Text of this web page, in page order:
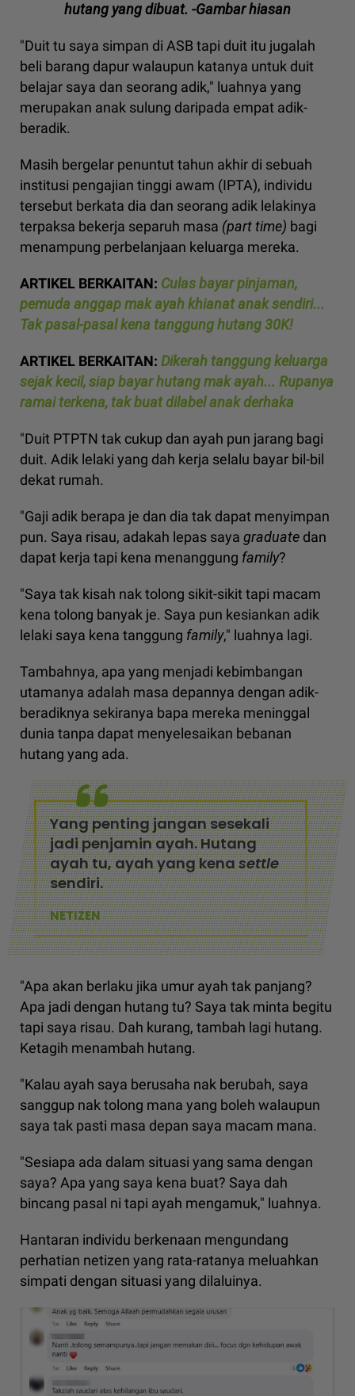
hutang yang dibuat. -Gambar hiasan
"Duit tu saya simpan di ASB tapi duit itu jugalah
beli barang dapur walaupun katanya untuk duit
belajar saya dan seorang adik," luahnya yang
merupakan anak sulung daripada empat adik-
beradik.
Masih bergelar penuntut tahun akhir di sebuah
institusi pengajian tinggi awam (IPTA), individu
tersebut berkata dia dan seorang adik lelakinya
terpaksa bekerja separuh masa (part time) bagi
menampung perbelanjaan keluarga mereka.
ARTIKEL BERKAITAN: Culas bayar pinjaman,
pemuda anggap mak ayah khianat anak sendiri...
Tak pasal-pasal kena tanggung hutang 30K!
ARTIKEL BERKAITAN: Dikerah tanggung keluarga
sejak kecil, siap bayar hutang mak ayah... Rupanya
ramai terkena, tak buat dilabel anak derhaka
"Duit PTPTN tak cukup dan ayah pun jarang bagi
duit. Adik lelaki yang dah kerja selalu bayar bil-bil
dekat rumah.
"Gaji adik berapa je dan dia tak dapat menyimpan
pun. Saya risau, adakah lepas saya graduate dan
dapat kerja tapi kena menanggung family?
"Saya tak kisah nak tolong sikit-sikit tapi macam
kena tolong banyak je. Saya pun kesiankan adik
lelaki saya kena tanggung family," luahnya lagi.
Tambahnya, apa yang menjadi kebimbangan
utamanya adalah masa depannya dengan adik-
beradiknya sekiranya bapa mereka meninggal
dunia tanpa dapat menyelesaikan bebanan
hutang yang ada.
Yang penting jangan sesekali
jadi penjamin ayah. Hutang
ayah tu, ayah yang kenasettle
sendiri.
NETIZEN
"Apa akan berlaku jika umur ayah tak panjang?
Apa jadi dengan hutang tu? Saya tak minta begitu
tapi saya risau. Dah kurang, tambah lagi hutang.
Ketagih menambah hutang.
"Kalau ayah saya berusaha nak berubah, saya
sanggup nak tolong mana yang boleh walaupun
saya tak pasti masa depan saya macam mana.
"Sesiapa ada dalam situasi yang sama dengan
saya? Apa yang saya kena buat? Saya dah
bincang pasal ni tapi ayah mengamuk," luahnya.
Hantaran individu berkenaan mengundang
perhatian netizen yang rata-ratanya meluahkan
simpati dengan situasi yang dilaluinya.